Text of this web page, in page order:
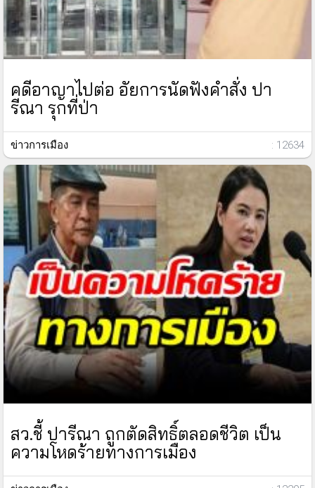
คดีอาญาไปต่อ อัยการนัดฟังคำสั่ง ปา
รีณา รุกที่ป่า
ข่าวการเมือง : 12634
สว.ชี้ ปารีณา ถูกตัดสิทธิ์ตลอดชีวิต เป็น
ความโหดร้ายทางการเมือง